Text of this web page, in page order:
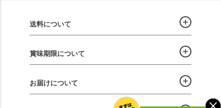
送料について
賞味期限について
お届けについて